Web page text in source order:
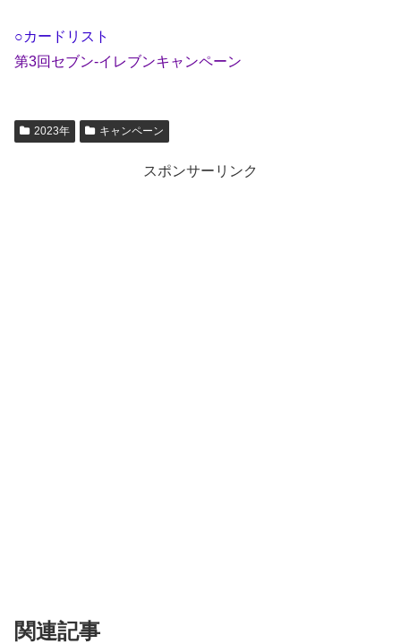
○カードリスト
第3回セブン-イレブンキャンペーン
2023年 キャンペーン
スポンサーリンク
関連記事